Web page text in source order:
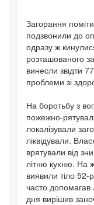
Загорання
подзвонили до
одразу ж
розташованого
винесли звідти
проблеми зі
На боротьбу з
пожежно-
локалізували
ліквідували.
врятували від
літню кухню. На
виявили тіло 52-
часто допомагав
дня вирішив